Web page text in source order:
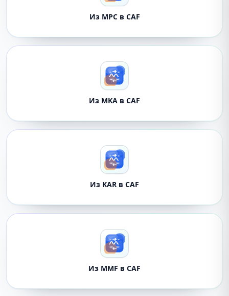
Из MPC в CAF
Из MKA в CAF
Из KAR в CAF
Из MMF в CAF